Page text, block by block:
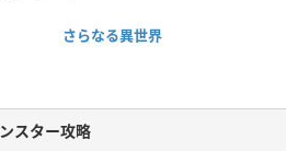
さらなる異世界
スター攻略